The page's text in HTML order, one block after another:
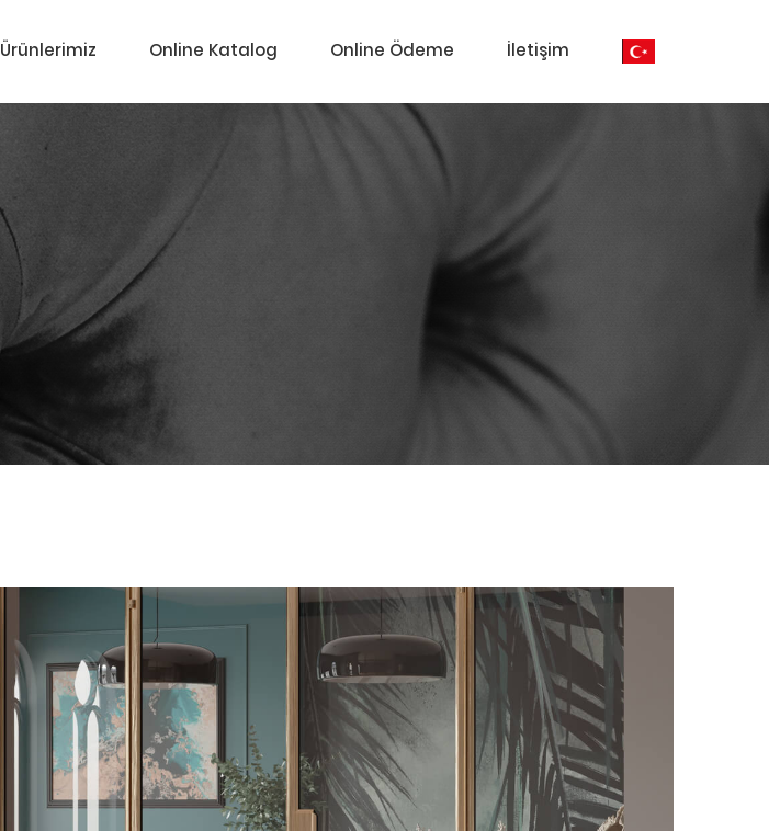
Ürünlerimiz Online Katalog Online Ödeme İletişim